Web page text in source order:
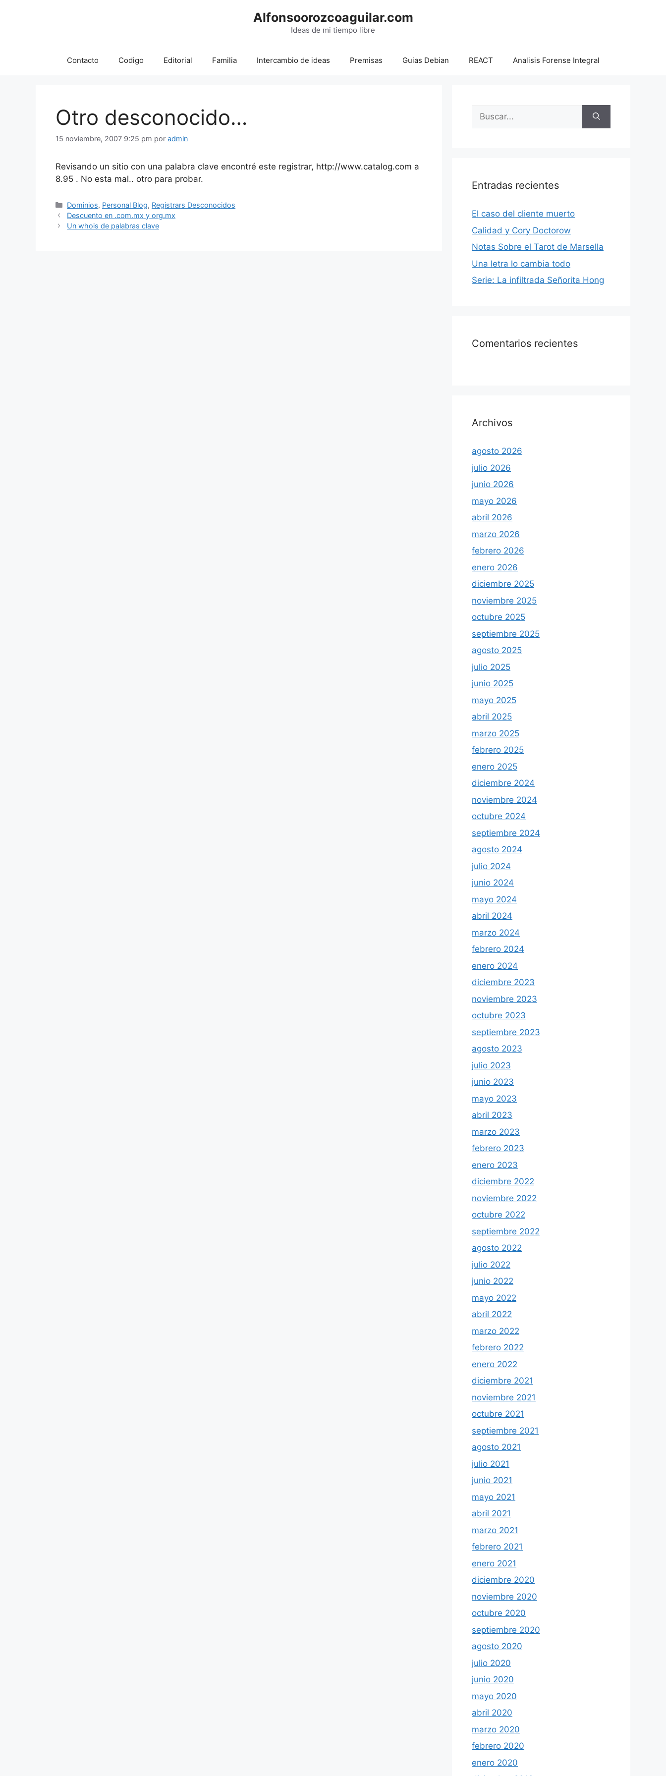
Alfonsoorozcoaguilar.com
Ideas de mi tiempo libre
Contacto Codigo Editorial Familia Intercambio de ideas Premisas Guias Debian REACT Analisis Forense Integral
Otro desconocido…
15 noviembre, 2007 9:25 pm por admin
Revisando un sitio con una palabra clave encontré este registrar, http://www.catalog.com a
8.95 . No esta mal.. otro para probar.
Categorías
Dominios, Personal Blog, Registrars Desconocidos
Descuento en .com.mx y org.mx
Un whois de palabras clave
Buscar:
Entradas recientes
El caso del cliente muerto
Calidad y Cory Doctorow
Notas Sobre el Tarot de Marsella
Una letra lo cambia todo
Serie: La infiltrada Señorita Hong
Comentarios recientes
Archivos
agosto 2026
julio 2026
junio 2026
mayo 2026
abril 2026
marzo 2026
febrero 2026
enero 2026
diciembre 2025
noviembre 2025
octubre 2025
septiembre 2025
agosto 2025
julio 2025
junio 2025
mayo 2025
abril 2025
marzo 2025
febrero 2025
enero 2025
diciembre 2024
noviembre 2024
octubre 2024
septiembre 2024
agosto 2024
julio 2024
junio 2024
mayo 2024
abril 2024
marzo 2024
febrero 2024
enero 2024
diciembre 2023
noviembre 2023
octubre 2023
septiembre 2023
agosto 2023
julio 2023
junio 2023
mayo 2023
abril 2023
marzo 2023
febrero 2023
enero 2023
diciembre 2022
noviembre 2022
octubre 2022
septiembre 2022
agosto 2022
julio 2022
junio 2022
mayo 2022
abril 2022
marzo 2022
febrero 2022
enero 2022
diciembre 2021
noviembre 2021
octubre 2021
septiembre 2021
agosto 2021
julio 2021
junio 2021
mayo 2021
abril 2021
marzo 2021
febrero 2021
enero 2021
diciembre 2020
noviembre 2020
octubre 2020
septiembre 2020
agosto 2020
julio 2020
junio 2020
mayo 2020
abril 2020
marzo 2020
febrero 2020
enero 2020